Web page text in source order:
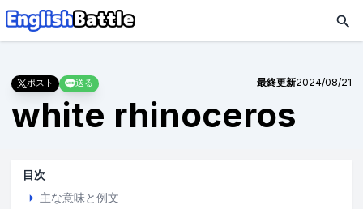
ポスト 送る 最終更新2024/08/21
white rhinoceros
目次
主な意味と例文